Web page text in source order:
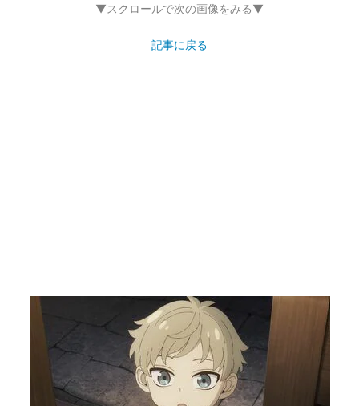
▼スクロールで次の画像をみる▼
記事に戻る